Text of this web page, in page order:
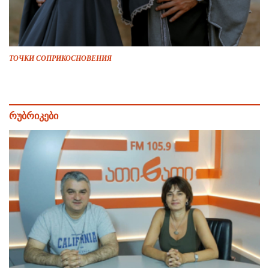
ТОЧКИ СОПРИКОСНОВЕНИЯ
რუბრიკები